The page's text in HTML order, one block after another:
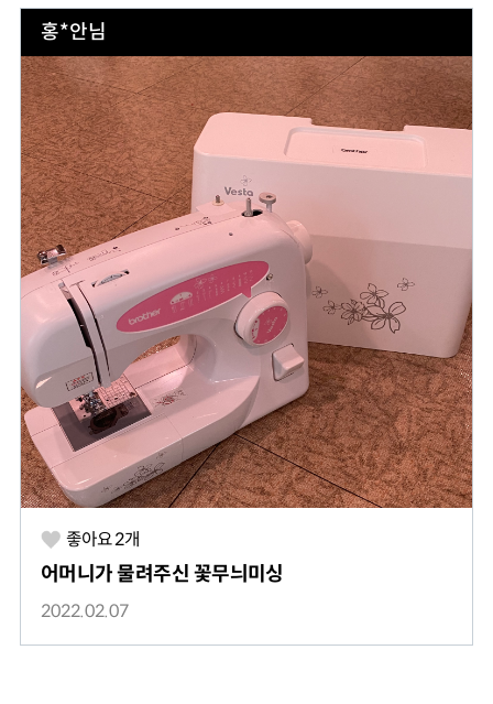
홍*안님
좋아요2개
어머니가 물려주신 꽃무늬미싱
2022.02.07